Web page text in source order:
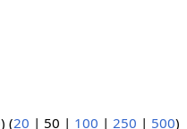
) (20 | 50 | 100 | 250 | 500)